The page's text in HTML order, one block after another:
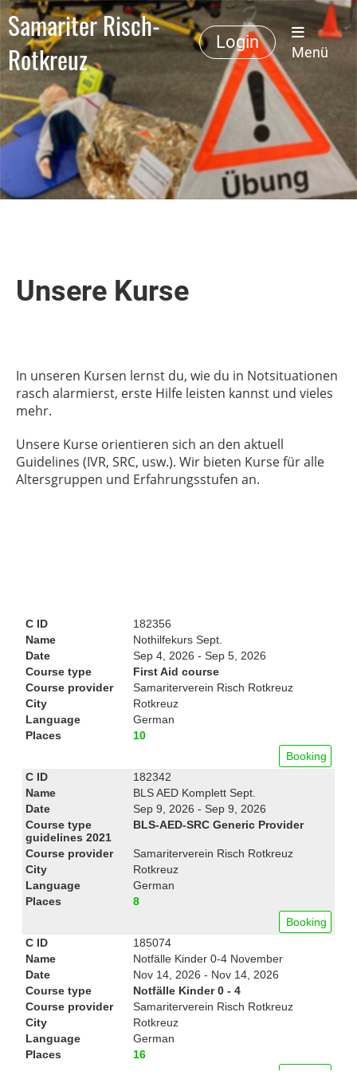
Samariter Risch-
Rotkreuz
Login
Menü
Unsere Kurse
In unseren Kursen lernst du, wie du in Notsituationen
rasch alarmierst, erste Hilfe leisten kannst und vieles
mehr.
Unsere Kurse orientieren sich an den aktuell
Guidelines (IVR, SRC, usw.). Wir bieten Kurse für alle
Altersgruppen und Erfahrungsstufen an.